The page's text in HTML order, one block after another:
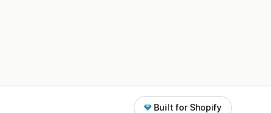
Built for Shopify